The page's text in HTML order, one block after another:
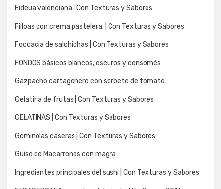
Fideua valenciana | Con Texturas y Sabores
Filloas con crema pastelera. | Con Texturas y Sabores
Foccacia de salchichas | Con Texturas y Sabores
FONDOS básicos blancos, oscuros y consomés
Gazpacho cartagenero con sorbete de tomate
Gelatina de frutas | Con Texturas y Sabores
GELATINAS | Con Texturas y Sabores
Gominolas caseras | Con Texturas y Sabores
Guiso de Macarrones con magra
Ingredientes principales del sushi | Con Texturas y Sabores